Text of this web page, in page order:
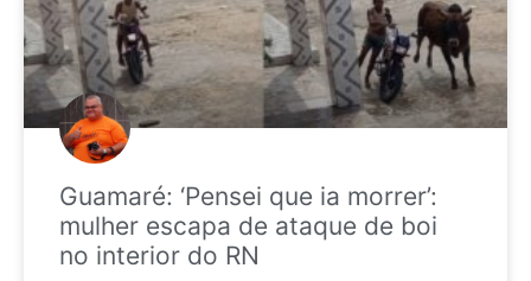
Guamaré: ‘Pensei que ia morrer’:
mulher escapa de ataque de boi
no interior do RN